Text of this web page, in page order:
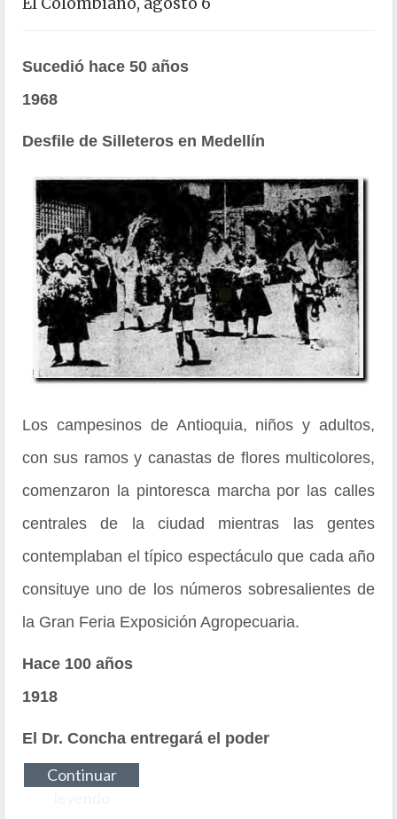
Sucedió hace 50 años
1968
Desfile de Silleteros en Medellín
Los campesinos de Antioquia, niños y adultos,
con sus ramos y canastas de flores multicolores,
comenzaron la pintoresca marcha por las calles
centrales de la ciudad mientras las gentes
contemplaban el típico espectáculo que cada año
consituye uno de los números sobresalientes de
la Gran Feria Exposición Agropecuaria.
Hace 100 años
1918
El Dr. Concha entregará el poder
Continuar